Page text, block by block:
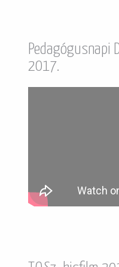
Pedagógusnapi
2017.